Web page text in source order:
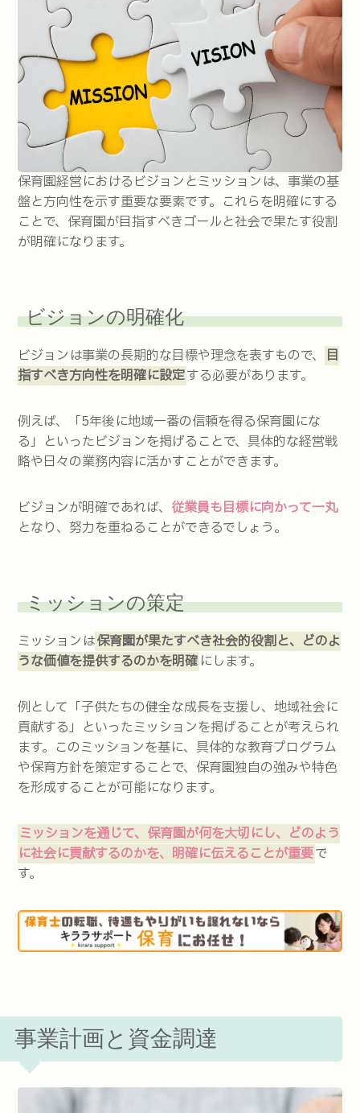
保育園経営におけるビジョンとミッションは、事業の基
盤と方向性を示す重要な要素です。これらを明確にする
ことで、保育園が目指すべきゴールと社会で果たす役割
が明確になります。
ビジョンの明確化
ビジョンは事業の長期的な目標や理念を表すもので、
目
指すべき方向性を明確に設定する必要があります。
例えば、「5年後に地域一番の信頼を得る保育園にな
る」といったビジョンを掲げることで、具体的な経営戦
略や日々の業務内容に活かすことができます。
ビジョンが明確であれば、 従業員も目標に向かって一丸
となり、努力を重ねることができるでしょう。
ミッションの策定
ミッションは保育園が果たすべき社会的役割と、どのよ
うな価値を提供するのかを明確 にします。
例として「子供たちの健全な成長を支援し、地域社会に
貢献する」といったミッションを掲げることが考えられ
ます。このミッションを基に、具体的な教育プログラム
や保育方針を策定することで、保育園独自の強みや特色
を形成することが可能になります。
ミッションを通じて、保育園が何を大切にし、どのよう
に社会に貢献するのかを、明確に伝えることが重要で
す。
事業計画と資金調達